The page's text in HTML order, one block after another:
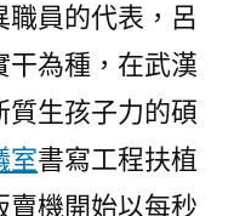
職員的代表，呂
干為種，在武漢
質生孩子力的碩
室書寫工程扶植
賣機開始以每秒